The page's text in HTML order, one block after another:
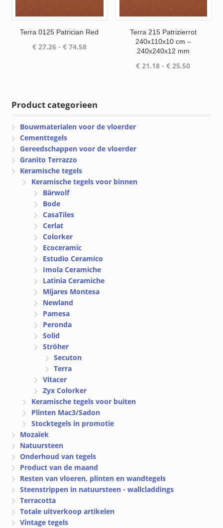
Terra 0125 Patrician Red
€27.26 - €74.58Prijsklasse:
Terra 215 Patrizierrot
240x110x10 cm –
240x240x12 mm
€ 21.18 - € 25.50
Product categorieen
Bouwmaterialen voor de vloerder
Cementtegels
Gereedschappen voor de vloerder
Granito Terrazzo
Keramische tegels
Keramische tegels voor binnen
Bärwolf
Bode
CasaTiles
Cerlat
Colorker
Ecoceramic
Estudio Ceramico
Imola Ceramiche
Latinia Ceramiche
Mijares Montesa
Newland
Pamesa
Peronda
Solid
Ströher
Secuton
Terra
Vitacer
Zyx Colorker
Keramische tegels voor buiten
Plinten Mac3/Sadon
Stocktegels in promotie
Mozaïek
Natuursteen
Onderhoud van tegels
Product van de maand
Resten van vloeren, plinten en wandtegels
Steenstrippen in natuursteen - wallcladdings
Terracotta
Totale uitverkoop artikelen
Vintage tegels